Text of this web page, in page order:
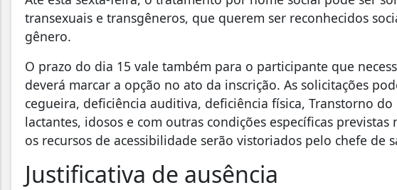
transexuais e transgêneros, que querem ser reconhecidos
gênero.
O prazo do dia 15 vale também para o participante que
deverá marcar a opção no ato da inscrição. As solicitações
cegueira, deficiência auditiva, deficiência física, Transtorno do
lactantes, idosos e com outras condições específicas
os recursos de acessibilidade serão vistoriados pelo chefe de
Justificativa de ausência